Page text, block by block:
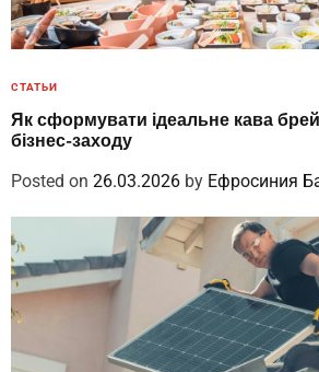
СТАТЬИ
Як сформувати ідеальне кава
бізнес-заходу
Posted on 26.03.2026 by Ефросиния